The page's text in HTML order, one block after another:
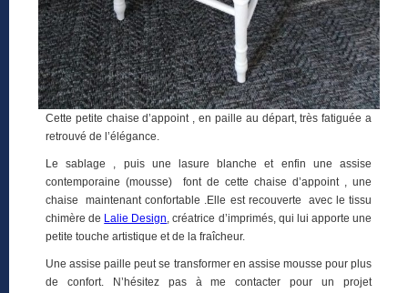
Cette petite chaise d’appoint , en paille au départ, très fatiguée a
retrouvé de l’élégance.
Le sablage , puis une lasure blanche et enfin une assise
contemporaine (mousse) font de cette chaise d’appoint , une
chaise maintenant confortable .Elle est recouverte avec le tissu
chimère de Lalie Design, créatrice d’imprimés, qui lui apporte une
petite touche artistique et de la fraîcheur.
Une assise paille peut se transformer en assise mousse pour plus
de confort. N’hésitez pas à me contacter pour un projet